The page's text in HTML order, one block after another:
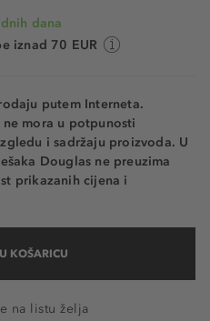
dana
iznad 70 EUR
putem Interneta.
mora u potpunosti
i sadržaju proizvoda. U
Douglas ne preuzima
prikazanih cijena i
KOŠARICU
na listu želja